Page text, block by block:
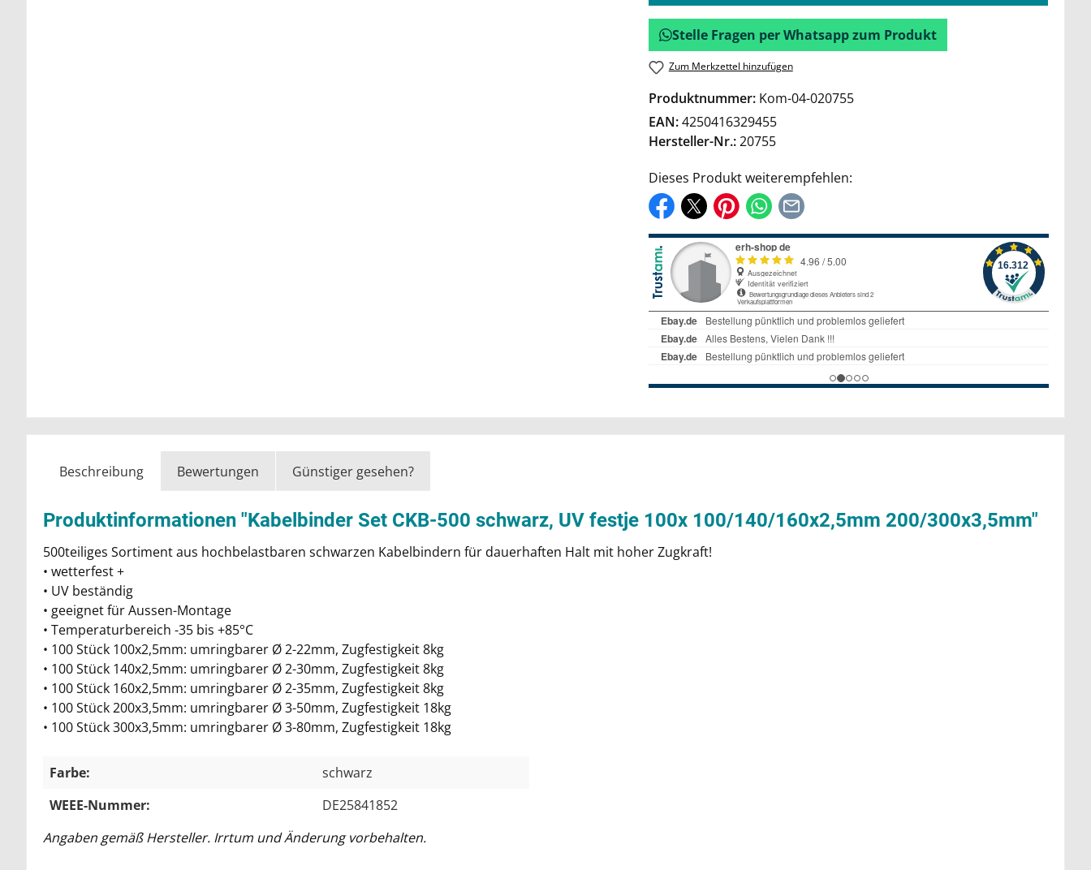
Stelle Fragen per Whatsapp zum Produkt
Zum Merkzettel hinzufügen
Produktnummer: Kom-04-020755
EAN:4250416329455
Hersteller-Nr.:20755
Dieses Produkt weiterempfehlen:
Beschreibung Bewertungen Günstiger gesehen?
Produktinformationen "Kabelbinder Set CKB-500 schwarz, UV festje 100x 100/140/160x2,5mm 200/300x3,5mm"
500teiliges Sortiment aus hochbelastbaren schwarzen Kabelbindern für dauerhaften Halt mit hoher Zugkraft!
• wetterfest +
• UV beständig
• geeignet für Aussen-Montage
• Temperaturbereich -35 bis +85°C
• 100 Stück 100x2,5mm: umringbarer Ø 2-22mm, Zugfestigkeit 8kg
• 100 Stück 140x2,5mm: umringbarer Ø 2-30mm, Zugfestigkeit 8kg
• 100 Stück 160x2,5mm: umringbarer Ø 2-35mm, Zugfestigkeit 8kg
• 100 Stück 200x3,5mm: umringbarer Ø 3-50mm, Zugfestigkeit 18kg
• 100 Stück 300x3,5mm: umringbarer Ø 3-80mm, Zugfestigkeit 18kg
Farbe:
schwarz
WEEE-Nummer:
DE25841852
Angaben gemäß Hersteller. Irrtum und Änderung vorbehalten.